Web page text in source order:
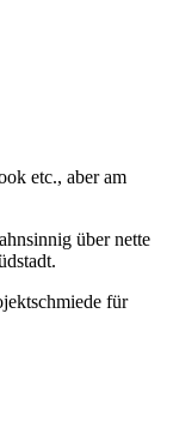
etc., aber am
über nette
für